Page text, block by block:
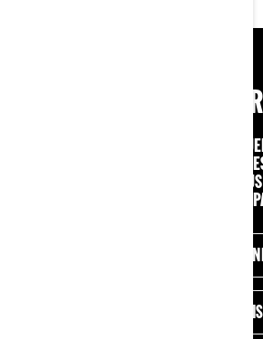
NOUS SOMMES LÀ
VOUS N'ÊTES PAS SÛR(E) DE SAVOIR
FAIT POUR VOUS ? CONTACTEZ LE
PROCHE DE CHEZ VOUS ET LAISSEZ-
PROFESSIONNEL ? C'EST
TROUVER UN
DEMANDEZ UN DEVIS